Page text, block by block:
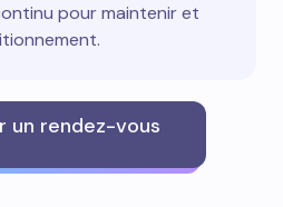
pour maintenir et
un rendez-vous